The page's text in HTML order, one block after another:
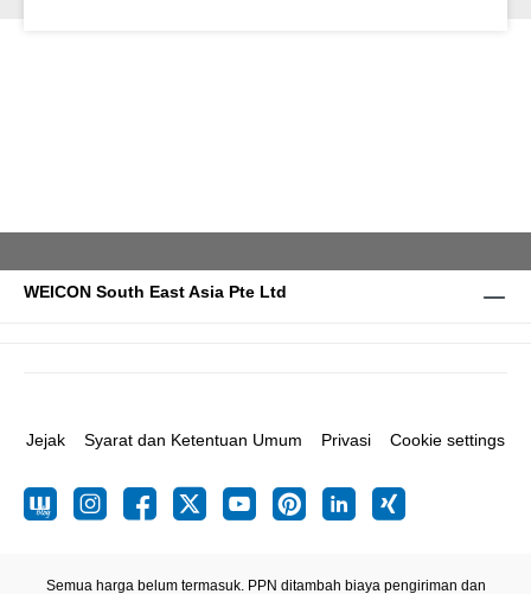
WEICON South East Asia Pte Ltd
Jejak Syarat dan Ketentuan Umum Privasi Cookie settings
Semua harga belum termasuk. PPN ditambah biaya pengiriman dan